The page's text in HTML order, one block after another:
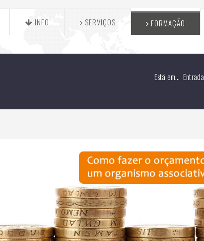
INFO SERVIÇOS FORMAÇÃO
Está em... Entrada